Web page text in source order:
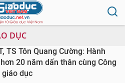
DỤC
TS Tôn Quang Cường: Hành
20 năm dấn thân cùng Công
giáo dục